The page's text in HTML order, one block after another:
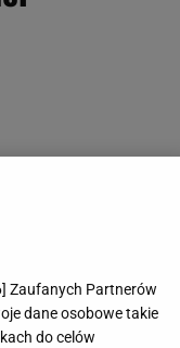
] Zaufanych Partnerów
dane osobowe takie
do celów